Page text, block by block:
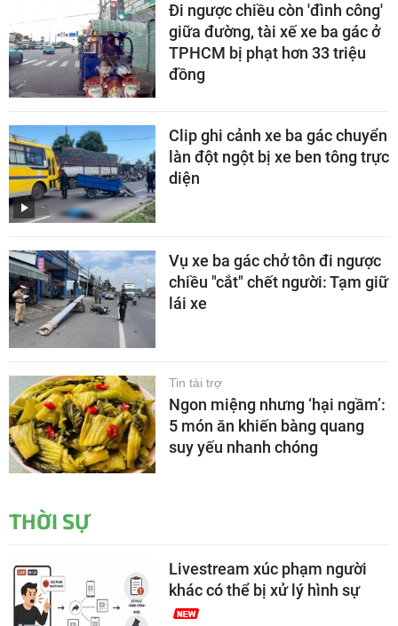
Đi ngược chiều còn 'đình công'
giữa đường, tài xế xe ba gác ở
TPHCM bị phạt hơn 33 triệu
đồng
Clip ghi cảnh xe ba gác chuyển
làn đột ngột bị xe ben tông trực
diện
Vụ xe ba gác chở tôn đi ngược
chiều "cắt" chết người: Tạm giữ
lái xe
Tin tài trợ
Ngon miệng nhưng ‘hại ngầm’:
5 món ăn khiến bàng quang
suy yếu nhanh chóng
THỜI SỰ
Livestream xúc phạm người
khác có thể bị xử lý hình sự